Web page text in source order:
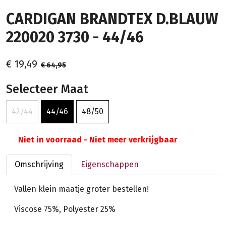
CARDIGAN BRANDTEX D.BLAUW
220020 3730 - 44/46
€ 19,49 € 64,95
Selecteer Maat
42/44 44/46 48/50
Niet in voorraad - Niet meer verkrijgbaar
Omschrijving Eigenschappen
Vallen klein maatje groter bestellen!
Viscose 75%, Polyester 25%